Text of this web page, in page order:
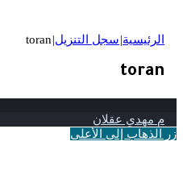
الرئيسية|سجل التنزيل|
toran
toran
م مهدي عقلان
زر الذهاب إلى الأعلى